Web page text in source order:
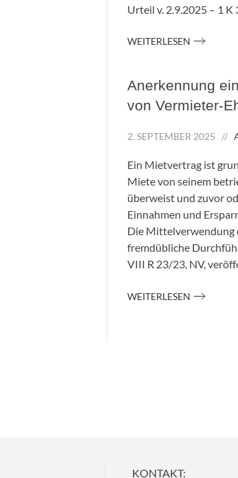
Urteil v. 2.9.2025 – 1 K
WEITERLESEN
Anerkennung
von Vermieter-
2. SEPTEMBER 2025 //
Ein Mietvertrag ist
Miete von seinem
überweist und zuvor
Einnahmen und
Die Mittelverwendung
fremdübliche
VIII R 23/23, NV,
WEITERLESEN
KONTAKT: